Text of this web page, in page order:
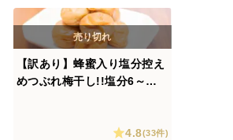
【訳あり】蜂蜜入り塩分控え
めつぶれ梅干し!!塩分6～
4.8(33件)